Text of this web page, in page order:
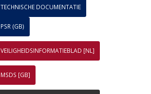
TECHNISCHE DOCUMENTATIE
PSR (GB)
VEILIGHEIDSINFORMATIEBLAD [NL]
MSDS [GB]